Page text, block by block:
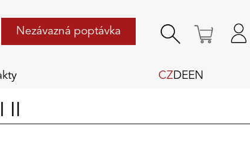
Nezávazná poptávka
CZDEEN
II